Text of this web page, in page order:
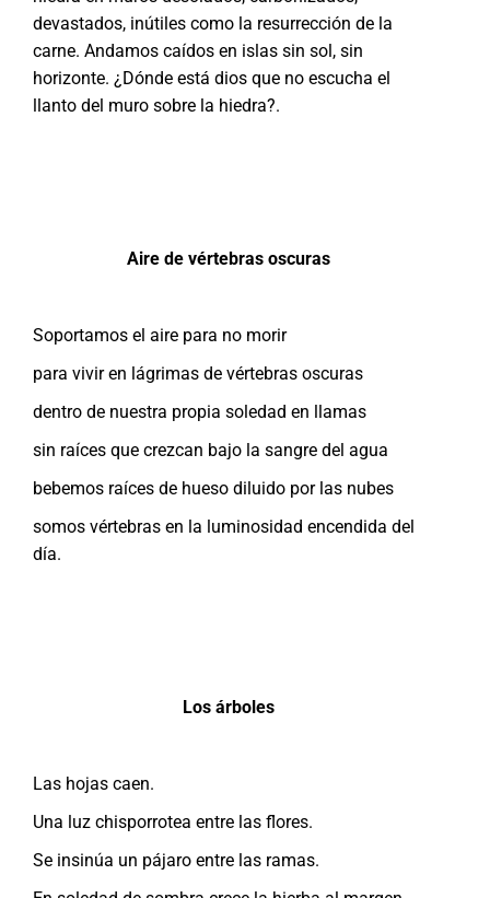
devastados, inútiles como la resurrección de la
carne. Andamos caídos en islas sin sol, sin
horizonte. ¿Dónde está dios que no escucha el
llanto del muro sobre la hiedra?.
Aire de vértebras oscuras
Soportamos el aire para no morir
para vivir en lágrimas de vértebras oscuras
dentro de nuestra propia soledad en llamas
sin raíces que crezcan bajo la sangre del agua
bebemos raíces de hueso diluido por las nubes
somos vértebras en la luminosidad encendida del
día.
Los árboles
Las hojas caen.
Una luz chisporrotea entre las flores.
Se insinúa un pájaro entre las ramas.